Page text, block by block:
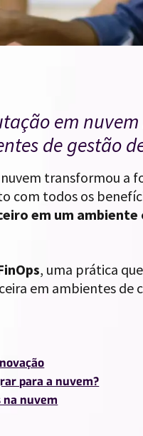
em
de gestão
transformou a
com todos os
em um ambiente
, uma prática
em ambientes de
para a nuvem?
na nuvem